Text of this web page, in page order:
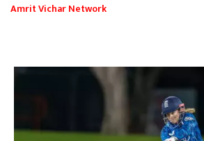
Amrit Vichar Network